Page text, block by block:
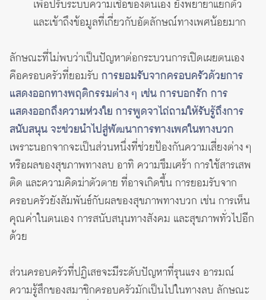
เพื่อปรับระบบความเชื่อของตนเอง ยังพยายาแยกตัว
และเข้าถึงข้อมูลที่เกี่ยวกับอัตลักษณ์ทางเพศน้อยมาก
ลักษณะที่ไม่พบว่าเป็นปัญหาต่อกระบวนการเปิดเผยตนเอง
คือครอบครัวที่ยอมรับ การยอมรับจากครอบครัวด้วยการ
แสดงออกทางพฤติกรรมต่าง ๆ เช่น การบอกรัก การ
แสดงออกถึงความห่วงใย การพูดจาไถ่ถามให้รับรู้ถึงการ
สนับสนุน จะช่วยนำไปสู่พัฒนาการทางเพศในทางบวก
เพราะนอกจากจะเป็นส่วนหนึ่งที่ช่วยป้องกันความเสี่ยงต่าง ๆ
หรือผลของสุขภาพทางลบ อาทิ ความซึมเศร้า การใช้สารเสพ
ติด และความคิดฆ่าตัวตาย ที่อาจเกิดขึ้น การยอมรับจาก
ครอบครัวยังสัมพันธ์กับผลของสุขภาพทางบวก เช่น การเห็น
คุณค่าในตนเอง การสนับสนุนทางสังคม และสุขภาพทั่วไปอีก
ด้วย
ส่วนครอบครัวที่ปฏิเสธจะมีระดับปัญหาที่รุนแรง อารมณ์
ความรู้สึกของสมาชิกครอบครัวมักเป็นไปในทางลบ ลักษณะ